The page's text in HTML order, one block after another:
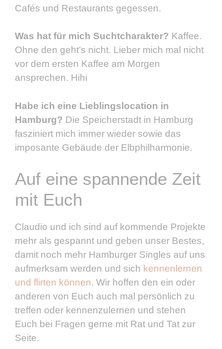
Cafés und Restaurants gegessen.
Was hat für mich Suchtcharakter? Kaffee.
Ohne den geht’s nicht. Lieber mich mal nicht
vor dem ersten Kaffee am Morgen
ansprechen. Hihi
Habe ich eine Lieblingslocation in
Hamburg? Die Speicherstadt in Hamburg
fasziniert mich immer wieder sowie das
imposante Gebäude der Elbphilharmonie.
Auf eine spannende Zeit
mit Euch
Claudio und ich sind auf kommende Projekte
mehr als gespannt und geben unser Bestes,
damit noch mehr Hamburger Singles auf uns
aufmerksam werden und sich kennenlernen
und flirten können. Wir hoffen den ein oder
anderen von Euch auch mal persönlich zu
treffen oder kennenzulernen und stehen
Euch bei Fragen gerne mit Rat und Tat zur
Seite.